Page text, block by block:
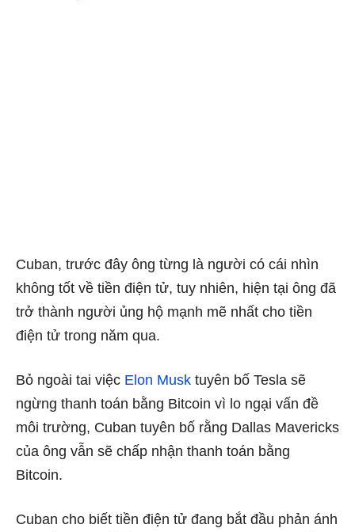
Cuban, trước đây ông từng là người có cái nhìn
không tốt về tiền điện tử, tuy nhiên, hiện tại ông đã
trở thành người ủng hộ mạnh mẽ nhất cho tiền
điện tử trong năm qua.
Bỏ ngoài tai việc Elon Musk tuyên bố Tesla sẽ
ngừng thanh toán bằng Bitcoin vì lo ngại vấn đề
môi trường, Cuban tuyên bố rằng Dallas Mavericks
của ông vẫn sẽ chấp nhận thanh toán bằng
Bitcoin.
Cuban cho biết tiền điện tử đang bắt đầu phản ánh